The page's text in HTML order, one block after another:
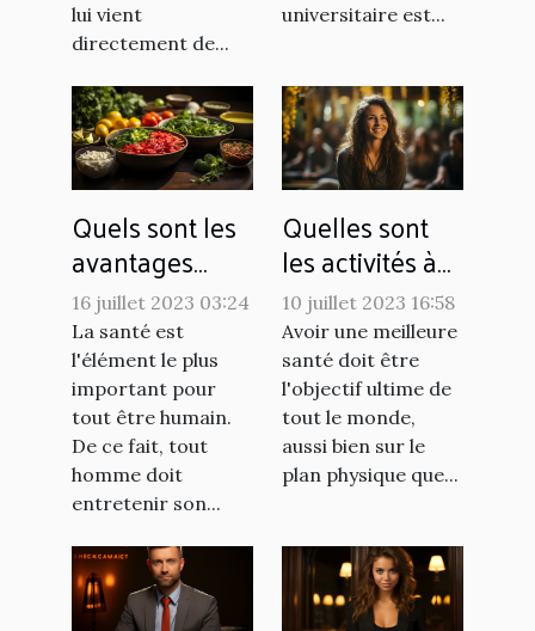
lui vient
directement de...
universitaire est...
Quels sont les
avantages
d'avoir une
alimentation
saine ?
16 juillet 2023 03:24
La santé est
l'élément le plus
important pour
tout être humain.
De ce fait, tout
homme doit
entretenir son...
Quelles sont
les activités à
pratiquer pour
favoriser le
bien-être au
quotidien ?
10 juillet 2023 16:58
Avoir une meilleure
santé doit être
l'objectif ultime de
tout le monde,
aussi bien sur le
plan physique que...